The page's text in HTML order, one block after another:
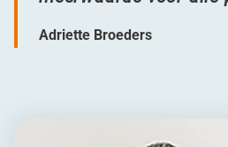
Adriette Broeders